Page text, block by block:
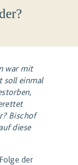
war mit
soll einmal
Bischof
diese
der